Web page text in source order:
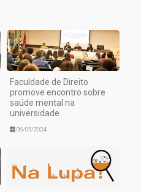
Faculdade de Direito
promove encontro sobre
saúde mental na
universidade
06/05/2024